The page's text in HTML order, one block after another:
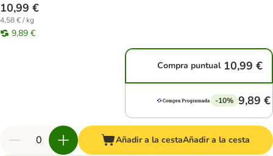
10,99 €
4,58 € / kg
9,89 €
Compra puntual 10,99 €
-10% 9,89 €
Añadir a la cestaAñadir a la cesta